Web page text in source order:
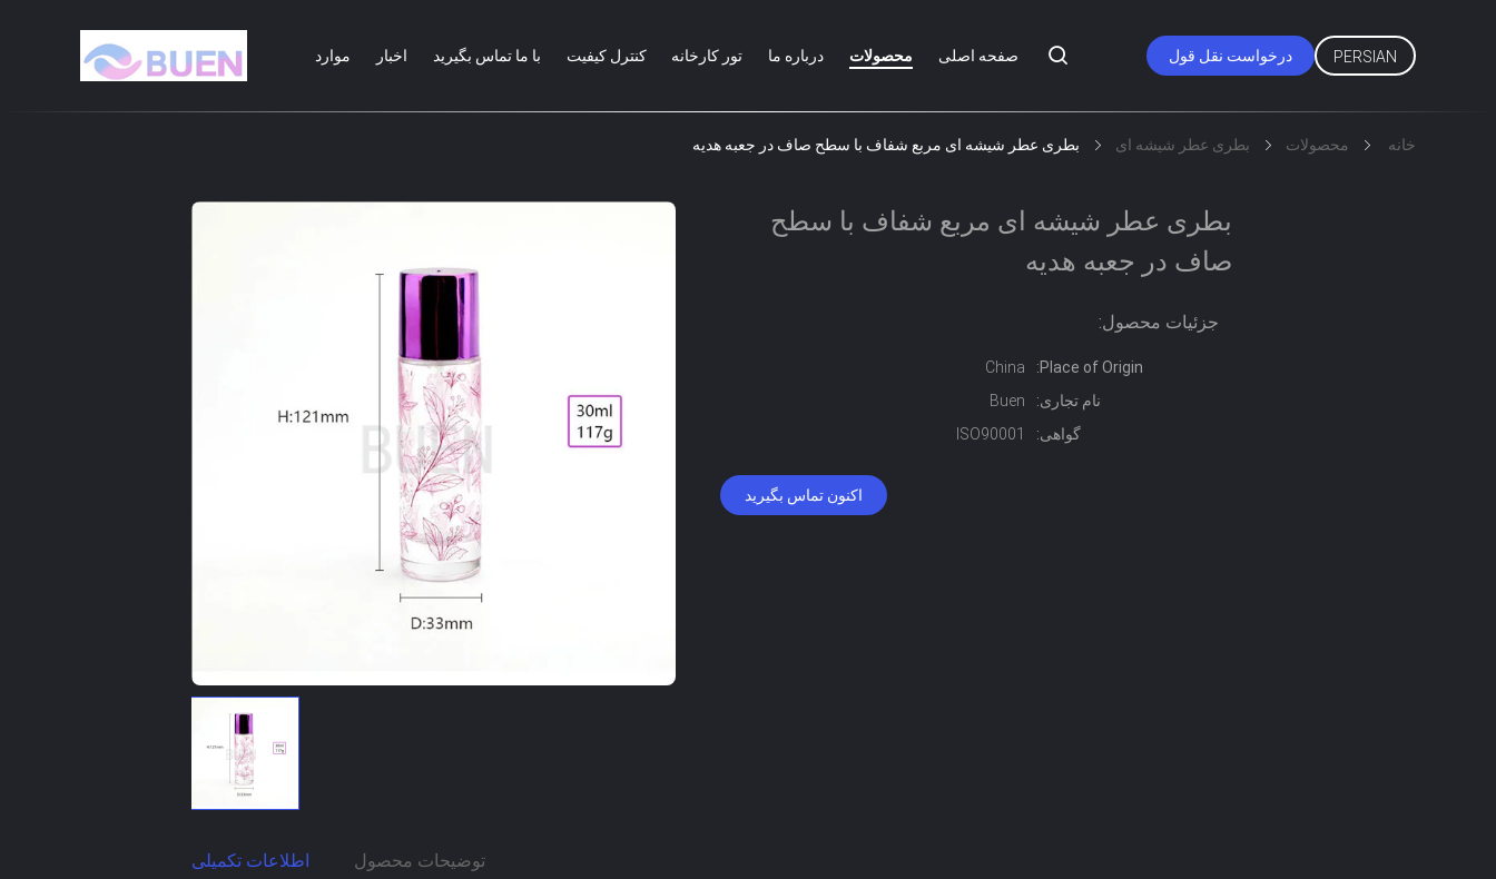
صفحه اصلی محصولات درباره ما تور کارخانه کنترل کیفیت با ما تماس بگیرید اخبار موارد درخواست نقل قول PERSIAN
خانه محصولات بطری عطر شیشه ای بطری عطر شیشه ای مربع شفاف با سطح صاف در جعبه هدیه
بطری عطر شیشه ای مربع شفاف با سطح
صاف در جعبه هدیه
جزئیات محصول:
Place of Origin:
China
نام تجاری:
Buen
گواهی:
ISO90001
اکنون تماس بگیرید
اطلاعات تکمیلی توضیحات محصول